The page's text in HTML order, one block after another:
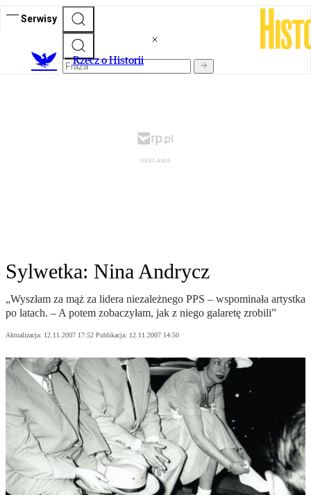
Serwisy
Rzecz o Historii
Sylwetka: Nina Andrycz
„Wyszłam za mąż za lidera niezależnego PPS – wspominała artystka
po latach. – A potem zobaczyłam, jak z niego galaretę zrobili”
Aktualizacja: 12.11.2007 17:52 Publikacja: 12.11.2007 14:50